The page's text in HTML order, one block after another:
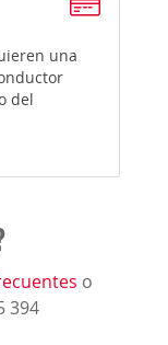
una
del
o
394